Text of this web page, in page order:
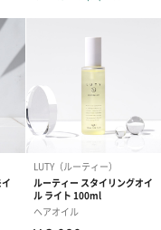
面活性剤フリー/石油系
色料フリー/合成防腐